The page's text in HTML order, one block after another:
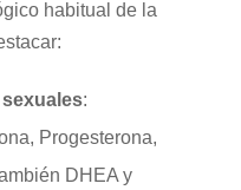
habitual de la
:
Progesterona,
DHEA y